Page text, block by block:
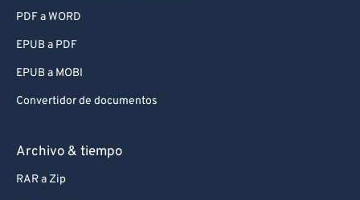
PDF a WORD
EPUB a PDF
EPUB a MOBI
Convertidor de documentos
Archivo & tiempo
RAR a Zip